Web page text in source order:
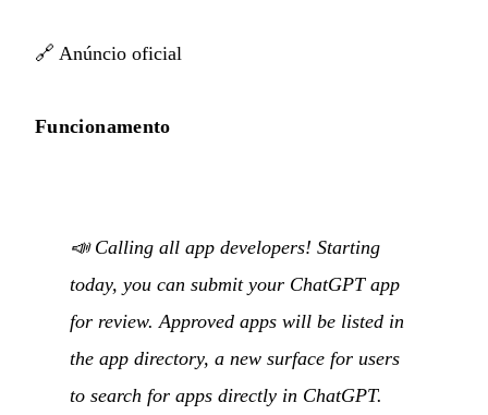
🔗 Anúncio oficial
Funcionamento
📣 Calling all app developers! Starting
today, you can submit your ChatGPT app
for review. Approved apps will be listed in
the app directory, a new surface for users
to search for apps directly in ChatGPT.